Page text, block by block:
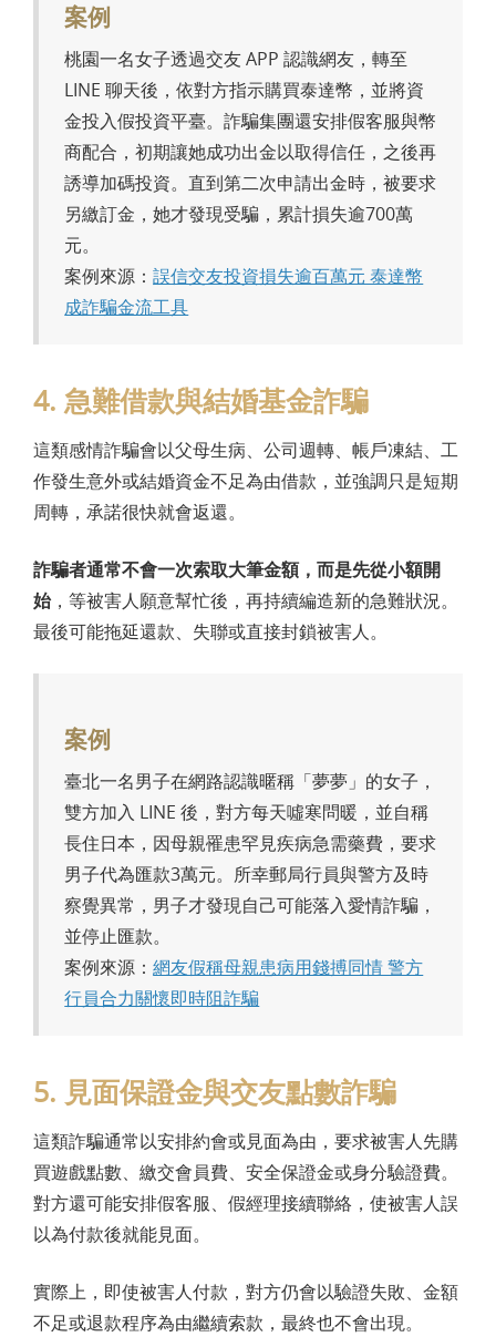
案例
桃園一名女子透過交友 APP 認識網友，轉至
LINE 聊天後，依對方指示購買泰達幣，並將資
金投入假投資平臺。詐騙集團還安排假客服與幣
商配合，初期讓她成功出金以取得信任，之後再
誘導加碼投資。直到第二次申請出金時，被要求
另繳訂金，她才發現受騙，累計損失逾700萬
元。
案例來源：誤信交友投資損失逾百萬元 泰達幣
成詐騙金流工具
4. 急難借款與結婚基金詐騙
這類感情詐騙會以父母生病、公司週轉、帳戶凍結、工
作發生意外或結婚資金不足為由借款，並強調只是短期
周轉，承諾很快就會返還。
詐騙者通常不會一次索取大筆金額，而是先從小額開
始，等被害人願意幫忙後，再持續編造新的急難狀況。
最後可能拖延還款、失聯或直接封鎖被害人。
案例
臺北一名男子在網路認識暱稱「夢夢」的女子，
雙方加入 LINE 後，對方每天噓寒問暖，並自稱
長住日本，因母親罹患罕見疾病急需藥費，要求
男子代為匯款3萬元。所幸郵局行員與警方及時
察覺異常，男子才發現自己可能落入愛情詐騙，
並停止匯款。
案例來源：網友假稱母親患病用錢搏同情 警方
行員合力關懷即時阻詐騙
5. 見面保證金與交友點數詐騙
這類詐騙通常以安排約會或見面為由，要求被害人先購
買遊戲點數、繳交會員費、安全保證金或身分驗證費。
對方還可能安排假客服、假經理接續聯絡，使被害人誤
以為付款後就能見面。
實際上，即使被害人付款，對方仍會以驗證失敗、金額
不足或退款程序為由繼續索款，最終也不會出現。